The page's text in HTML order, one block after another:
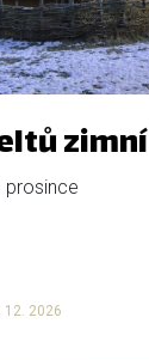
zimní
prosince
12. 2026